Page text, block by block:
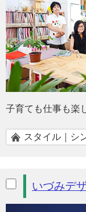
子育ても仕事も楽
スタイル｜シ
いづみデ